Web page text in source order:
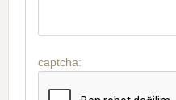
captcha: